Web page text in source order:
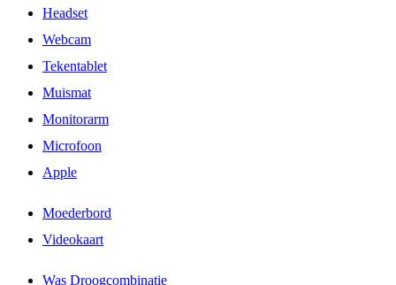
Headset
Webcam
Tekentablet
Muismat
Monitorarm
Microfoon
Apple
Moederbord
Videokaart
Was Droogcombinatie